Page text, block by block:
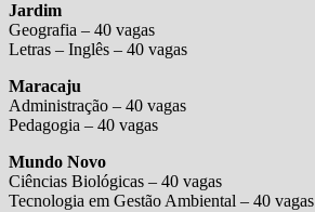
Jardim
Geografia – 40 vagas
Letras – Inglês – 40 vagas
Maracaju
Administração – 40 vagas
Pedagogia – 40 vagas
Mundo Novo
Ciências Biológicas – 40 vagas
Tecnologia em Gestão Ambiental – 40 vagas